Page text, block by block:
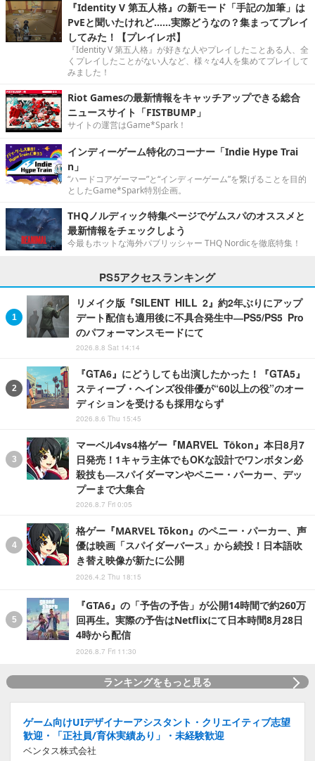
『Identity V 第五人格』の新モード「手記の加筆」は
PvEと聞いたけれど……実際どうなの？集まってプレイ
してみた！【プレイレポ】
『Identity V 第五人格』が好きな人やプレイしたことある人、全
くプレイしたことがない人など、様々な4人を集めてプレイして
みました！
Riot Gamesの最新情報をキャッチアップできる総合
ニュースサイト「FISTBUMP」
サイトの運営はGame*Spark！
インディーゲーム特化のコーナー「Indie Hype Trai
n」
“ハードコアゲーマー”と“インディーゲーム”を繋げることを目的
としたGame*Spark特別企画。
THQノルディック特集ページでゲムスパのオススメと
最新情報をチェックしよう
今最もホットな海外パブリッシャー THQ Nordicを徹底特集！
PS5アクセスランキング
リメイク版『SILENT HILL 2』約2年ぶりにアップ
デート配信も適用後に不具合発生中―PS5/PS5 Pro
のパフォーマンスモードにて
2026.8.8 Sat 14:14
『GTA6』にどうしても出演したかった！『GTA5』
スティーブ・ヘインズ役俳優が“60以上の役”のオー
ディションを受けるも採用ならず
2026.8.6 Thu 15:45
マーベル4vs4格ゲー『MARVEL Tōkon』本日8月7
日発売！1キャラ主体でもOKな設計でワンボタン必
殺技も―スパイダーマンやペニー・パーカー、デッ
プーまで大集合
2026.8.7 Fri 0:05
格ゲー『MARVEL Tōkon』のペニー・パーカー、声
優は映画「スパイダーバース」から続投！日本語吹
き替え映像が新たに公開
2026.4.2 Thu 18:15
『GTA6』の「予告の予告」が公開14時間で約260万
回再生。実際の予告はNetflixにて日本時間8月28日
4時から配信
2026.8.7 Fri 11:30
ランキングをもっと見る
ゲーム向けUIデザイナーアシスタント・クリエイティブ志望
歓迎・「正社員/育休実績あり」・未経験歓迎
ベンタス株式会社